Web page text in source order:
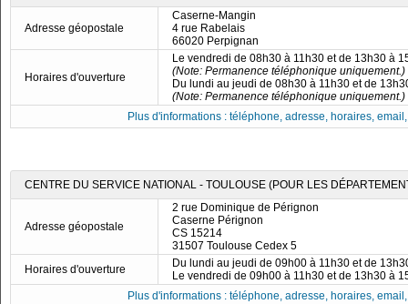
Adresse géopostale
Caserne-Mangin
4 rue Rabelais
66020 Perpignan
Horaires d'ouverture
Le vendredi de 08h30 à 11h30 et de 13h30 à
(Note: Permanence téléphonique uniquement.)
Du lundi au jeudi de 08h30 à 11h30 et de
(Note: Permanence téléphonique uniquement.)
Plus d'informations : téléphone, adresse, horaires,
CENTRE DU SERVICE NATIONAL - TOULOUSE (POUR LES
Adresse géopostale
2 rue Dominique de Pérignon
Caserne Pérignon
CS 15214
31507 Toulouse Cedex 5
Horaires d'ouverture
Du lundi au jeudi de 09h00 à 11h30 et de
Le vendredi de 09h00 à 11h30 et de 13h30 à
Plus d'informations : téléphone, adresse, horaires,